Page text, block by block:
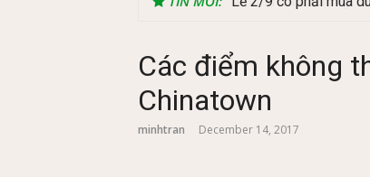
Các điểm không
Chinatown
minhtran December 14, 2017